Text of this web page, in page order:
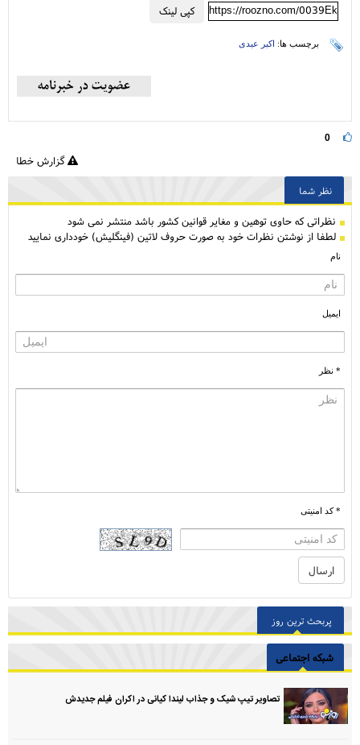
کپی لینک https://roozno.com/0039Ek
برچسب ها: اکبر عبدی
0
گزارش خطا
نظر شما
نظراتی كه حاوی توهین و مغایر قوانین کشور باشد منتشر نمی شود
لطفا از نوشتن نظرات خود به صورت حروف لاتین (فینگلیش) خودداری نمایید
نام
ایمیل
* نظر
* کد امنیتی
پربحث ترین روز
شبکه اجتماعی
تصاویر تیپ شیک و جذاب لیندا کیانی در اکران فیلم جدیدش